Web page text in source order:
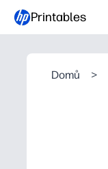
Printables
Domů >